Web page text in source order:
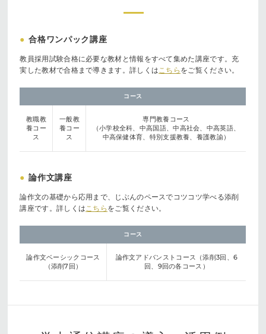
● 合格ワンパック講座
教員採用試験合格に必要な教材と情報をすべて集めた講座です。充
実した教材で合格まで導きます。詳しくはこちら をご覧ください。
コース
教職教
養コー
ス
一般教
養コー
ス
専門教養コース
（小学校全科、中高国語、中高社会、中高英語、
中高保健体育、特別支援教養、養護教諭）
● 論作文講座
論作文の基礎から応用まで、じぶんのペースでコツコツ学べる添削
講座です。詳しくはこちら をご覧ください。
コース
論作文ベーシックコース
（添削7回）
論作文アドバンストコース（添削3回、6
回、9回の各コース）